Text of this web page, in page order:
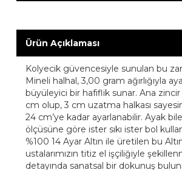
Ürün Açıklaması
Kolyecik güvencesiyle sunulan bu
Mineli halhal, 3,00 gram ağırlığıyla
büyüleyici bir hafiflik sunar. Ana
cm olup, 3 cm uzatma halkası
24 cm’ye kadar ayarlanabilir. Ayak
ölçüsüne göre ister sıkı ister bol
%100 14 Ayar Altın ile üretilen bu
ustalarımızın titiz el işçiliğiyle
detayında sanatsal bir dokunuş